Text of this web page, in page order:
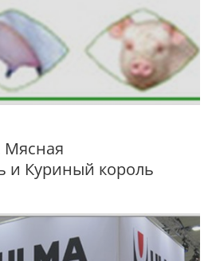
Мясная
и Куриный король